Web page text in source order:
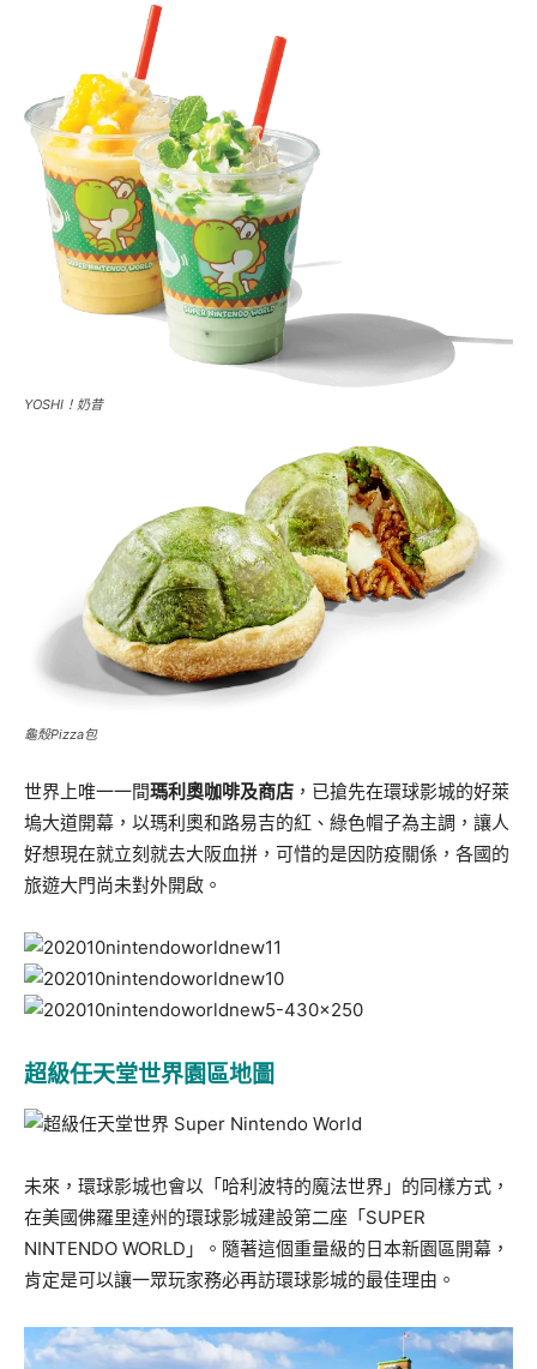
YOSHI！奶昔
龜殼Pizza包
世界上唯一一間瑪利奧咖啡及商店 ，已搶先在環球影城的好萊
塢大道開幕，以瑪利奧和路易吉的紅、綠色帽子為主調，讓人
好想現在就立刻就去大阪血拼，可惜的是因防疫關係，各國的
旅遊大門尚未對外開啟。
超級任天堂世界園區地圖
未來，環球影城也會以「哈利波特的魔法世界」的同樣方式，
在美國佛羅里達州的環球影城建設第二座「SUPER
NINTENDO WORLD」。隨著這個重量級的日本新園區開幕，
肯定是可以讓一眾玩家務必再訪環球影城的最佳理由。